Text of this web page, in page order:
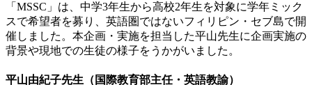
「MSSC」は、中学3年生から高校2年生を対象に学年ミック
スで希望者を募り、英語圏ではないフィリピン・セブ島で開
催しました。本企画・実施を担当した平山先生に企画実施の
背景や現地での生徒の様子をうかがいました。
平山由紀子先生（国際教育部主任・英語教諭）